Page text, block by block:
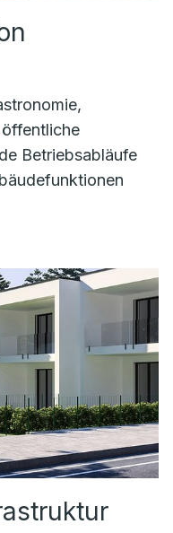
Betriebsabläufe